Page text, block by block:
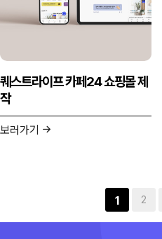
퀘스트라이프 카페24 쇼핑몰 제
작
보러가기
1 2